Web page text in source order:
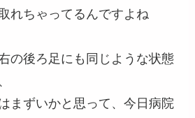
れちゃってるんですよね
の後ろ足にも同じような状態
まずいかと思って、今日病院